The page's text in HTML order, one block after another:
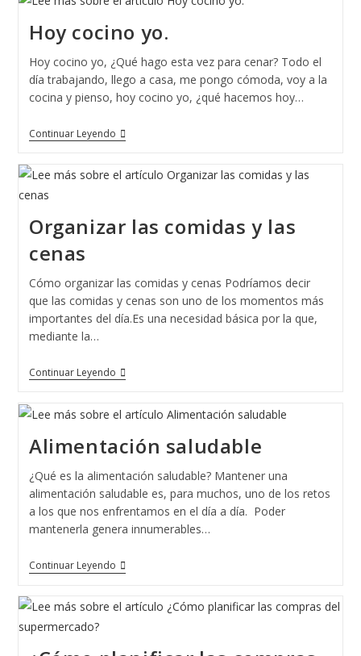
Ideal
Mantener
Alimentación
Saludable
Hoy cocino yo.
Hoy cocino yo, ¿Qué hago esta vez para cenar? Todo el
día trabajando, llego a casa, me pongo cómoda, voy a la
cocina y pienso, hoy cocino yo, ¿qué hacemos hoy…
Continuar LeyendoHoy
Cocino
Organizar las comidas y las
cenas
Cómo organizar las comidas y cenas Podríamos decir
que las comidas y cenas son uno de los momentos más
importantes del día.Es una necesidad básica por la que,
mediante la…
Continuar LeyendoOrganizar
Las
Y
Las
Cenas
Alimentación saludable
¿Qué es la alimentación saludable? Mantener una
alimentación saludable es, para muchos, uno de los retos
a los que nos enfrentamos en el día a día. Poder
mantenerla genera innumerables…
Continuar LeyendoAlimentación
Saludable